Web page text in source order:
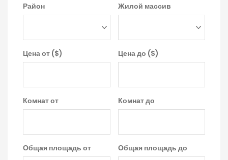
Район Жилой массив
Цена от ($) Цена до ($)
Комнат от Комнат до
Общая площадь от Общая площадь до